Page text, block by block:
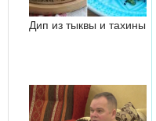
Дип из тыквы и тахины